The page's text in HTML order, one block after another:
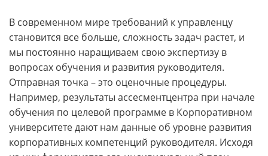
В современном мире требований к управленцу
становится все больше, сложность задач растет, и
мы постоянно наращиваем свою экспертизу в
вопросах обучения и развития руководителя.
Отправная точка – это оценочные процедуры.
Например, результаты ассесментцентра при начале
обучения по целевой программе в Корпоративном
университете дают нам данные об уровне развития
корпоративных компетенций руководителя. Исходя